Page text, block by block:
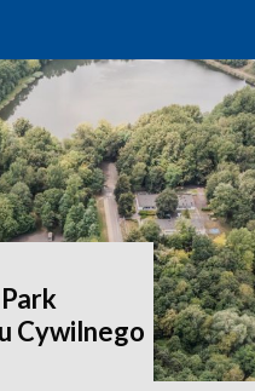
Cywilnego